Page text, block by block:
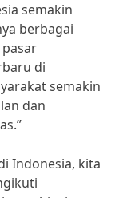
semakin
berbagai
di
semakin
dan
Indonesia, kita